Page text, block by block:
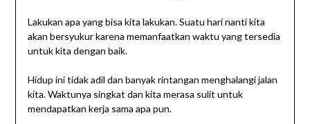
Lakukan apa yang bisa kita lakukan. Suatu hari nanti kita
akan bersyukur karena memanfaatkan waktu yang tersedia
untuk kita dengan baik.
Hidup ini tidak adil dan banyak rintangan menghalangi jalan
kita. Waktunya singkat dan kita merasa sulit untuk
mendapatkan kerja sama apa pun.